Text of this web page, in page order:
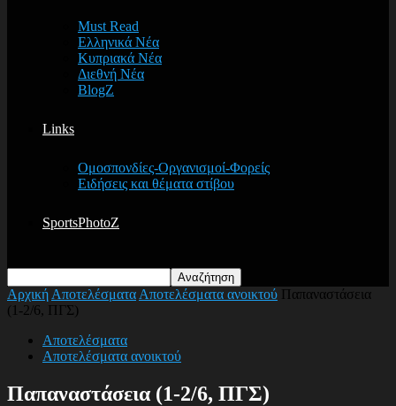
Must Read
Ελληνικά Νέα
Κυπριακά Νέα
Διεθνή Νέα
BlogZ
Links
Ομοσπονδίες-Οργανισμοί-Φορείς
Ειδήσεις και θέματα στίβου
SportsPhotoZ
Αρχική Αποτελέσματα Αποτελέσματα ανοικτού Παπαναστάσεια
(1-2/6, ΠΓΣ)
Αποτελέσματα
Αποτελέσματα ανοικτού
Παπαναστάσεια (1-2/6, ΠΓΣ)